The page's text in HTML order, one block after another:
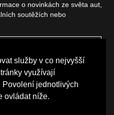
služby v co nejvyšší
využívají
jednotlivých
ovládat níže.
o novinkách ze světa aut,
soutěžích nebo